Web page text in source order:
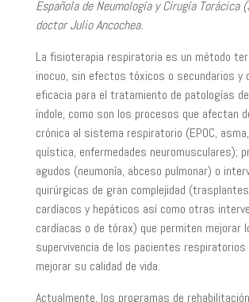
Española de Neumología y Cirugía Torácica
doctor Julio Ancochea.
La fisioterapia respiratoria es un método
inocuo, sin efectos tóxicos o secundarios y
eficacia para el tratamiento de patologías
índole, como son los procesos que afectan
crónica al sistema respiratorio (EPOC,
quística, enfermedades neuromusculares);
agudos (neumonía, abceso pulmonar) o
quirúrgicas de gran complejidad
cardíacos y hepáticos así como otras
cardíacas o de tórax) que permiten mejorar
supervivencia de los pacientes respiratorios
mejorar su calidad de vida.
Actualmente, los programas de